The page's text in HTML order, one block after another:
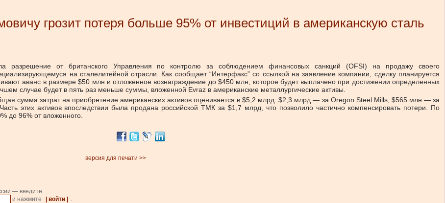
грозит потеря больше 95% от инвестиций в американскую сталь
разрешение от британского Управления по контролю за соблюдением финансовых санкций (OFSI) на продажу своего
на сталелитейной отрасли. Как сообщает “Интерфакс” со ссылкой на заявление компании, сделку планируется
аванс в размере $50 млн и отложенное вознаграждение до $450 млн, которое будет выплачено при достижении определенных
случае будет в пять раз меньше суммы, вложенной Evraz в американские металлургические активы.
сумма затрат на приобретение американских активов оценивается в $5,2 млрд: $2,3 млрд — за Oregon Steel Mills, $565 млн — за
этих активов впоследствии была продана российской ТМК за $1,7 млрд, что позволило частично компенсировать потери. По
до 96% от вложенного.
версия для печати >>
— введите
и нажмите | войти |
.